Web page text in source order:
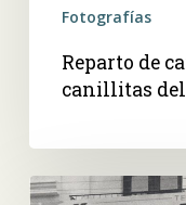
Fotografías
Reparto de
canillitas
El